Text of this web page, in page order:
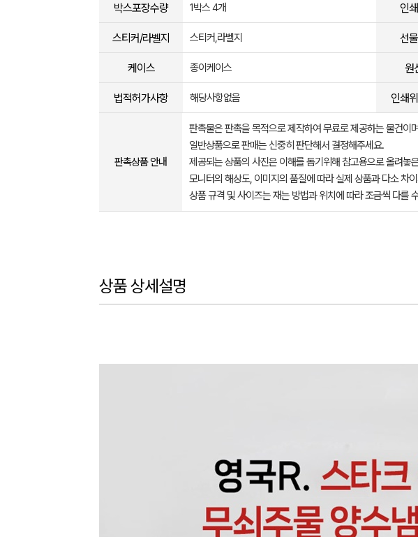
박스포장수량 1박스 4개 인
스티커/라벨지 스티커,라벨지 선
케이스 종이케이스 원
법적허가사항 해당사항없음 인쇄
판촉상품 안내
판촉물은 판촉을 목적으로 제작하여 무료로 제공하는 물건이며
일반상품으로 판매는 신중히 판단해서 결정해주세요.
제공되는 상품의 사진은 이해를 돕기위해 참고용으로 올려놓
모니터의 해상도, 이미지의 품질에 따라 실제 상품과 다소 차
상품 규격 및 사이즈는 재는 방법과 위치에 따라 조금씩 다를
상품 상세설명